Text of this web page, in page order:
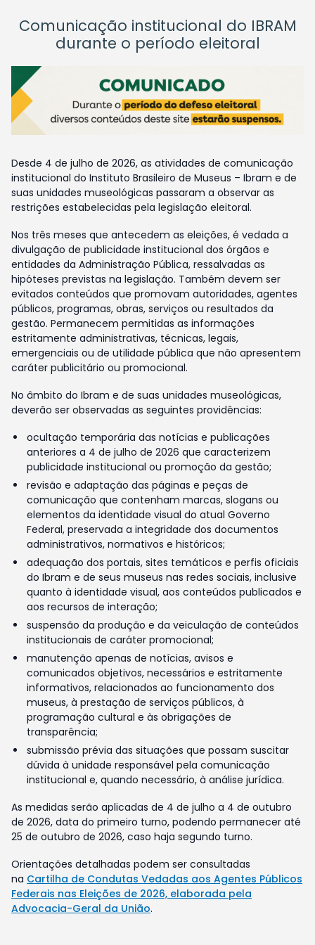
Comunicação institucional do IBRAM
durante o período eleitoral
Desde 4 de julho de 2026, as atividades de comunicação
institucional do Instituto Brasileiro de Museus – Ibram e de
suas unidades museológicas passaram a observar as
restrições estabelecidas pela legislação eleitoral.
Nos três meses que antecedem as eleições, é vedada a
divulgação de publicidade institucional dos órgãos e
entidades da Administração Pública, ressalvadas as
hipóteses previstas na legislação. Também devem ser
evitados conteúdos que promovam autoridades, agentes
públicos, programas, obras, serviços ou resultados da
gestão. Permanecem permitidas as informações
estritamente administrativas, técnicas, legais,
emergenciais ou de utilidade pública que não apresentem
caráter publicitário ou promocional.
No âmbito do Ibram e de suas unidades museológicas,
deverão ser observadas as seguintes providências:
ocultação temporária das notícias e publicações
anteriores a 4 de julho de 2026 que caracterizem
publicidade institucional ou promoção da gestão;
revisão e adaptação das páginas e peças de
comunicação que contenham marcas, slogans ou
elementos da identidade visual do atual Governo
Federal, preservada a integridade dos documentos
administrativos, normativos e históricos;
adequação dos portais, sites temáticos e perfis oficiais
do Ibram e de seus museus nas redes sociais, inclusive
quanto à identidade visual, aos conteúdos publicados e
aos recursos de interação;
suspensão da produção e da veiculação de conteúdos
institucionais de caráter promocional;
manutenção apenas de notícias, avisos e
comunicados objetivos, necessários e estritamente
informativos, relacionados ao funcionamento dos
museus, à prestação de serviços públicos, à
programação cultural e às obrigações de
transparência;
submissão prévia das situações que possam suscitar
dúvida à unidade responsável pela comunicação
institucional e, quando necessário, à análise jurídica.
As medidas serão aplicadas de 4 de julho a 4 de outubro
de 2026, data do primeiro turno, podendo permanecer até
25 de outubro de 2026, caso haja segundo turno.
Orientações detalhadas podem ser consultadas
na Cartilha de Condutas Vedadas aos Agentes Públicos
Federais nas Eleições de 2026, elaborada pela
Advocacia-Geral da União.